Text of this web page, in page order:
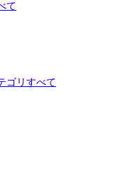
て
ゴリすべて